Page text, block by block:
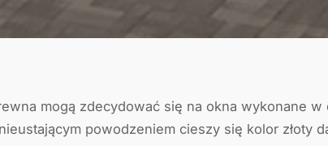
mogą zdecydować się na okna wykonane
powodzeniem cieszy się kolor złoty